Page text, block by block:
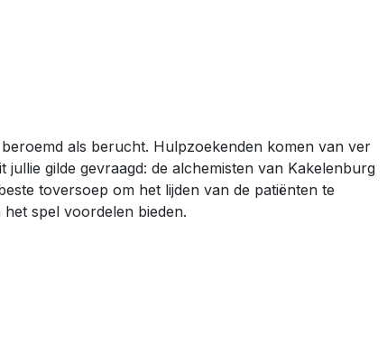
als berucht. Hulpzoekenden komen van ver
gilde gevraagd: de alchemisten van Kakelenburg
toversoep om het lijden van de patiënten te
spel voordelen bieden.